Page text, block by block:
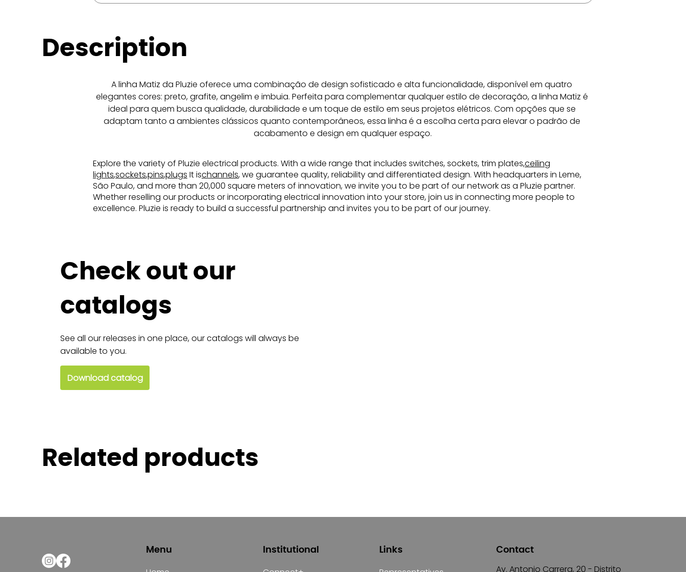
Description
A linha Matiz da Pluzie oferece uma combinação de design sofisticado e alta funcionalidade, disponível em quatro
elegantes cores: preto, grafite, angelim e imbuia. Perfeita para complementar qualquer estilo de decoração, a linha Matiz é
ideal para quem busca qualidade, durabilidade e um toque de estilo em seus projetos elétricos. Com opções que se
adaptam tanto a ambientes clássicos quanto contemporâneos, essa linha é a escolha certa para elevar o padrão de
acabamento e design em qualquer espaço.
Explore the variety of Pluzie electrical products. With a wide range that includes switches, sockets, trim plates,ceiling
lights,sockets,pins,plugs It ischannels, we guarantee quality, reliability and differentiated design. With headquarters in Leme,
São Paulo, and more than 20,000 square meters of innovation, we invite you to be part of our network as a Pluzie partner.
Whether reselling our products or incorporating electrical innovation into your store, join us in connecting more people to
excellence. Pluzie is ready to build a successful partnership and invites you to be part of our journey.
Check out our
catalogs
See all our releases in one place, our catalogs will always be
available to you.
Download catalog
Related products
Menu Institutional Links Contact
Av. Antonio Carrera, 20 - Distrito